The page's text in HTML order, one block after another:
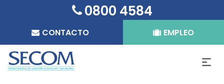
0800 4584
EMPLEO
CONTACTO